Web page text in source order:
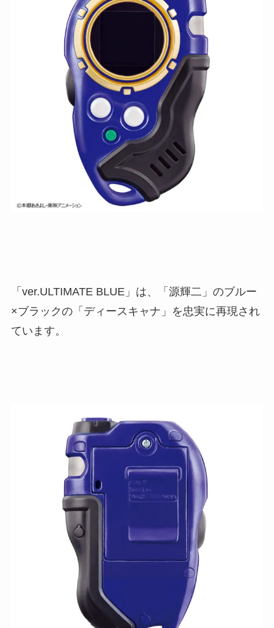
「ver.ULTIMATE BLUE」は、「源輝二」のブルー
×ブラックの「ディースキャナ」を忠実に再現され
ています。